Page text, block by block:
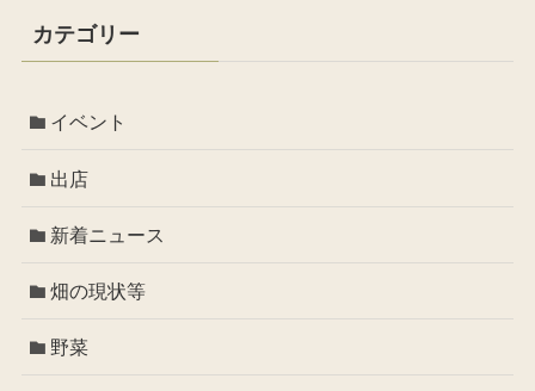
カテゴリー
イベント
出店
新着ニュース
畑の現状等
野菜